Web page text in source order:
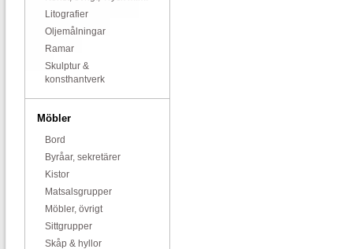
Litografier
Oljemålningar
Ramar
Skulptur &
konsthantverk
Möbler
Bord
Byråar, sekretärer
Kistor
Matsalsgrupper
Möbler, övrigt
Sittgrupper
Skåp & hyllor